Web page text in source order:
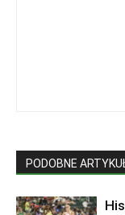
PODOBNE